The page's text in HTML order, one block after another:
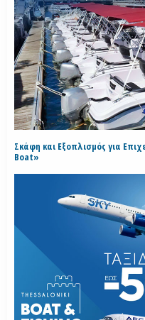
Σκάφη και Εξοπλισμός για
Boat»